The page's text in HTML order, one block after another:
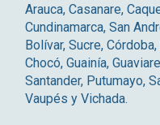
Arauca, Casanare,
Cundinamarca, San
Bolívar, Sucre,
Chocó, Guainía,
Santander, Putumayo,
Vaupés y Vichada.